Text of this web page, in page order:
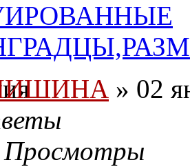
» 02
Просмотры